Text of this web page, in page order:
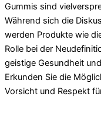
Gummis sind
Während sich die
werden Produkte wie
Rolle bei der
geistige Gesundheit
Erkunden Sie die
Vorsicht und Respekt